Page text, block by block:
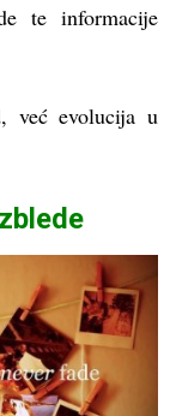
te informacije
već evolucija u